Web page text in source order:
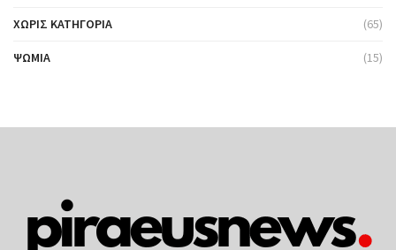
ΧΩΡΊΣ ΚΑΤΗΓΟΡΊΑ (65)
ΨΩΜΙΆ (15)